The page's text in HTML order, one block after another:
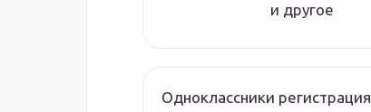
и другое
Одноклассники регистрация